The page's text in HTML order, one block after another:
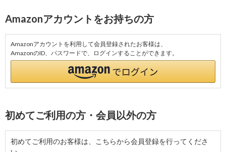
Amazonアカウントをお持ちの方
Amazonアカウントを利用して会員登録されたお客様は、
AmazonのID、パスワードで、ログインすることができます。
初めてご利用の方・会員以外の方
初めてご利用のお客様は、こちらから会員登録を行ってくださ